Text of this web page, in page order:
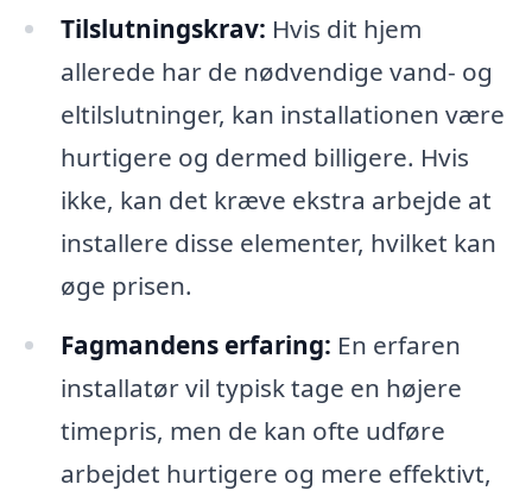
Tilslutningskrav: Hvis dit hjem
allerede har de nødvendige vand- og
eltilslutninger, kan installationen være
hurtigere og dermed billigere. Hvis
ikke, kan det kræve ekstra arbejde at
installere disse elementer, hvilket kan
øge prisen.
Fagmandens erfaring: En erfaren
installatør vil typisk tage en højere
timepris, men de kan ofte udføre
arbejdet hurtigere og mere effektivt,